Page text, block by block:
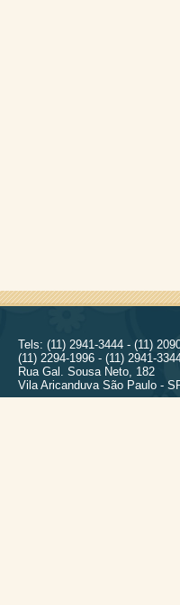
Tels: (11) 2941-3444 - (11)
(11) 2294-1996 - (11) 2941-
Rua Gal. Sousa Neto, 182
Vila Aricanduva São Paulo -